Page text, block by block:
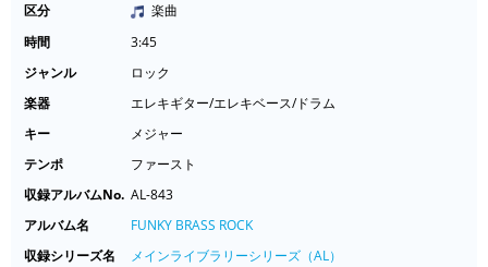
区分
楽曲
時間
3:45
ジャンル
ロック
楽器
エレキギター/エレキベース/ドラム
キー
メジャー
テンポ
ファースト
収録アルバムNo. AL-843
アルバム名
FUNKY BRASS ROCK
収録シリーズ名
メインライブラリーシリーズ（AL）